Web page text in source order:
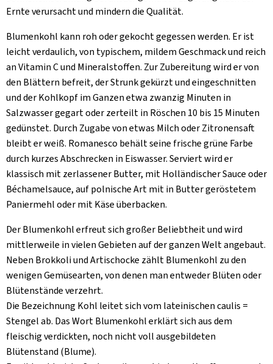
Ernte verursacht und mindern die Qualität.
Blumenkohl kann roh oder gekocht gegessen werden. Er ist
leicht verdaulich, von typischem, mildem Geschmack und reich
an Vitamin C und Mineralstoffen. Zur Zubereitung wird er von
den Blättern befreit, der Strunk gekürzt und eingeschnitten
und der Kohlkopf im Ganzen etwa zwanzig Minuten in
Salzwasser gegart oder zerteilt in Röschen 10 bis 15 Minuten
gedünstet. Durch Zugabe von etwas Milch oder Zitronensaft
bleibt er weiß. Romanesco behält seine frische grüne Farbe
durch kurzes Abschrecken in Eiswasser. Serviert wird er
klassisch mit zerlassener Butter, mit Holländischer Sauce oder
Béchamelsauce, auf polnische Art mit in Butter geröstetem
Paniermehl oder mit Käse überbacken.
Der Blumenkohl erfreut sich großer Beliebtheit und wird
mittlerweile in vielen Gebieten auf der ganzen Welt angebaut.
Neben Brokkoli und Artischocke zählt Blumenkohl zu den
wenigen Gemüsearten, von denen man entweder Blüten oder
Blütenstände verzehrt.
Die Bezeichnung Kohl leitet sich vom lateinischen caulis =
Stengel ab. Das Wort Blumenkohl erklärt sich aus dem
fleischig verdickten, noch nicht voll ausgebildeten
Blütenstand (Blume).